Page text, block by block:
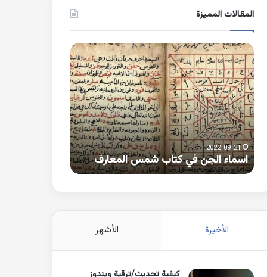
المقالات المميزة
اسماء
الجن
في
كتاب
شمس
المعارف
2022-09-21
اسماء الجن في كتاب شمس المعارف
كلمات
بها
همزة
متطرفة
على
الواو
الأخيرة الأشهر
كيفية تحديث/ترقية ويندوز